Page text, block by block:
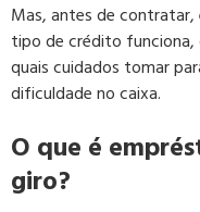
Mas, antes de
tipo de crédito funciona,
quais cuidados tomar
dificuldade no caixa.
O que é
giro?